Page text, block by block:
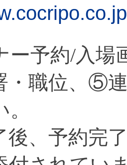
ー予約/入
職位、⑤連
後、予約完